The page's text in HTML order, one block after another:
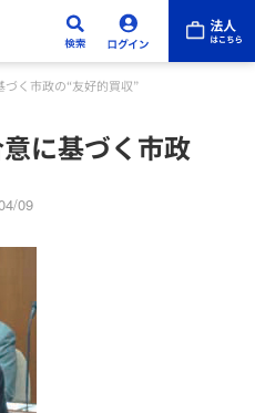
く市政の“友好的買収”
に基づく市政
09